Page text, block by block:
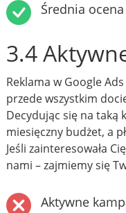
Średnia ocena
3.4
Reklama w Google
przede wszystkim
Decydując się na taką
miesięczny budżet, a
Jeśli zainteresowała
nami – zajmiemy się
Aktywne